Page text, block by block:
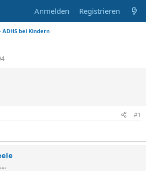
Anmelden Registrieren
bei Kindern
#1